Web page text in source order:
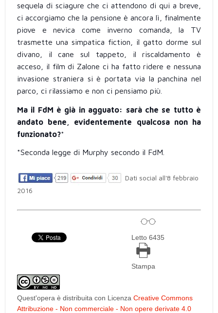
sequela di sciagure che ci attendono di qui a breve,
ci accorgiamo che la pensione è ancora lì, finalmente
piove e nevica come inverno comanda, la TV
trasmette una simpatica fiction, il gatto dorme sul
divano, il cane sul tappeto, il riscaldamento è
acceso, il film di Zalone ci ha fatto ridere e nessuna
invasione straniera si è portata via la panchina nel
parco, ci rilassiamo e non ci pensiamo più.
Ma il FdM è già in agguato: sarà che se tutto è
andato bene, evidentemente qualcosa non ha
funzionato?*
*Seconda legge di Murphy secondo il FdM.
Dati social all'8 febbraio
2016
Letto 6435
Stampa
Quest'opera è distribuita con Licenza Creative Commons
Attribuzione - Non commerciale - Non opere derivate 4.0